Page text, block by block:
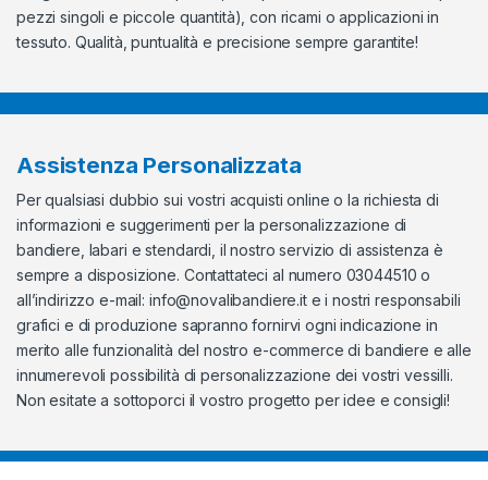
pezzi singoli e piccole quantità), con ricami o applicazioni in
tessuto. Qualità, puntualità e precisione sempre garantite!
Assistenza Personalizzata
Per qualsiasi dubbio sui vostri acquisti online o la richiesta di
informazioni e suggerimenti per la personalizzazione di
bandiere, labari e stendardi, il nostro servizio di assistenza è
sempre a disposizione. Contattateci al numero 03044510 o
all’indirizzo e-mail: info@novalibandiere.ite i nostri responsabili
grafici e di produzione sapranno fornirvi ogni indicazione in
merito alle funzionalità del nostro e-commerce di bandiere e alle
innumerevoli possibilità di personalizzazione dei vostri vessilli.
Non esitate a sottoporci il vostro progetto per idee e consigli!